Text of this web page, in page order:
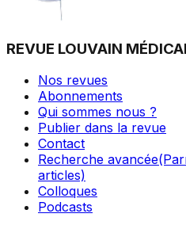
REVUE LOUVAIN
Nos revues
Abonnements
Qui sommes nous ?
Publier dans la revue
Contact
Recherche avancée
articles)
Colloques
Podcasts